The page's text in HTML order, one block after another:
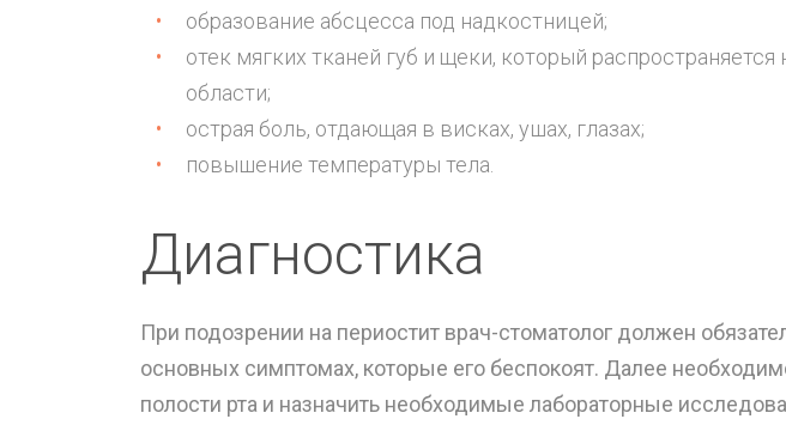
образование абсцесса под надкостницей;
отек мягких тканей губ и щеки, который
области;
острая боль, отдающая в висках, ушах, глазах;
повышение температуры тела.
Диагностика
При подозрении на периостит врач-стоматолог должен
основных симптомах, которые его беспокоят. Далее
полости рта и назначить необходимые лабораторные